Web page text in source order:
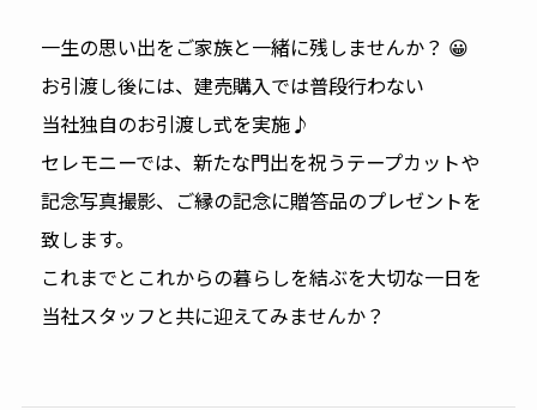
一生の思い出をご家族と一緒に残しませんか？ 😀
お引渡し後には、建売購入では普段行わない
当社独自のお引渡し式を実施♪
セレモニーでは、新たな門出を祝うテープカットや
記念写真撮影、ご縁の記念に贈答品のプレゼントを
致します。
これまでとこれからの暮らしを結ぶを大切な一日を
当社スタッフと共に迎えてみませんか？